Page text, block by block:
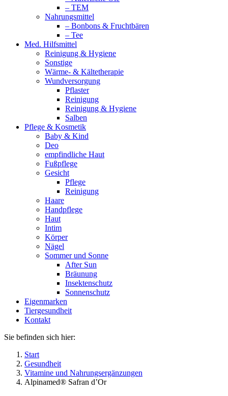
– TEM
Nahrungsmittel
– Bonbons & Fruchtbären
– Tee
Med. Hilfsmittel
Reinigung & Hygiene
Sonstige
Wärme- & Kältetherapie
Wundversorgung
Pflaster
Reinigung
Reinigung & Hygiene
Salben
Pflege & Kosmetik
Baby & Kind
Deo
empfindliche Haut
Fußpflege
Gesicht
Pflege
Reinigung
Haare
Handpflege
Haut
Intim
Körper
Nägel
Sommer und Sonne
After Sun
Bräunung
Insektenschutz
Sonnenschutz
Eigenmarken
Tiergesundheit
Kontakt
Sie befinden sich hier:
Start
Gesundheit
Vitamine und Nahrungsergänzungen
Alpinamed® Safran d’Or